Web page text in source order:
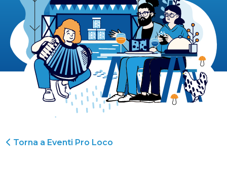
Torna a Eventi Pro Loco